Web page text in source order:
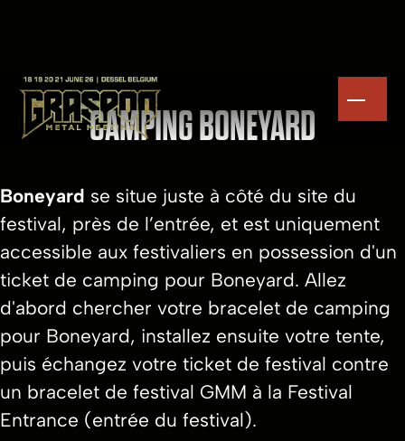
CAMPING BONEYARD
Boneyard se situe juste à côté du site du
festival, près de l’entrée, et est uniquement
accessible aux festivaliers en possession d'un
ticket de camping pour Boneyard. Allez
d'abord chercher votre bracelet de camping
pour Boneyard, installez ensuite votre tente,
puis échangez votre ticket de festival contre
un bracelet de festival GMM à la Festival
Entrance (entrée du festival).